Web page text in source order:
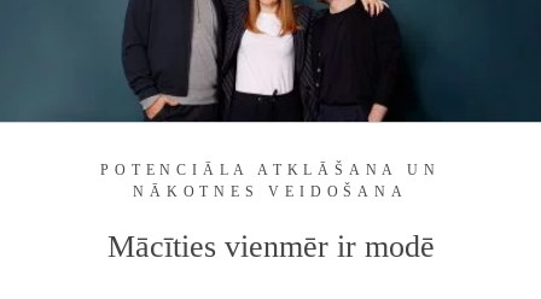
POTENCIĀLA ATKLĀŠANA UN
NĀKOTNES VEIDOŠANA
Mācīties vienmēr ir modē